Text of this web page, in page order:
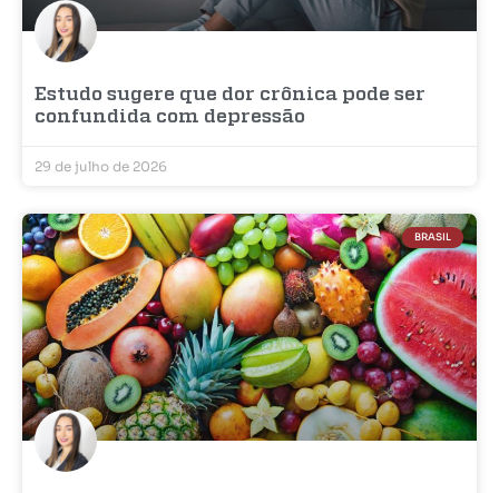
Estudo sugere que dor crônica pode ser
confundida com depressão
29 de julho de 2026
BRASIL